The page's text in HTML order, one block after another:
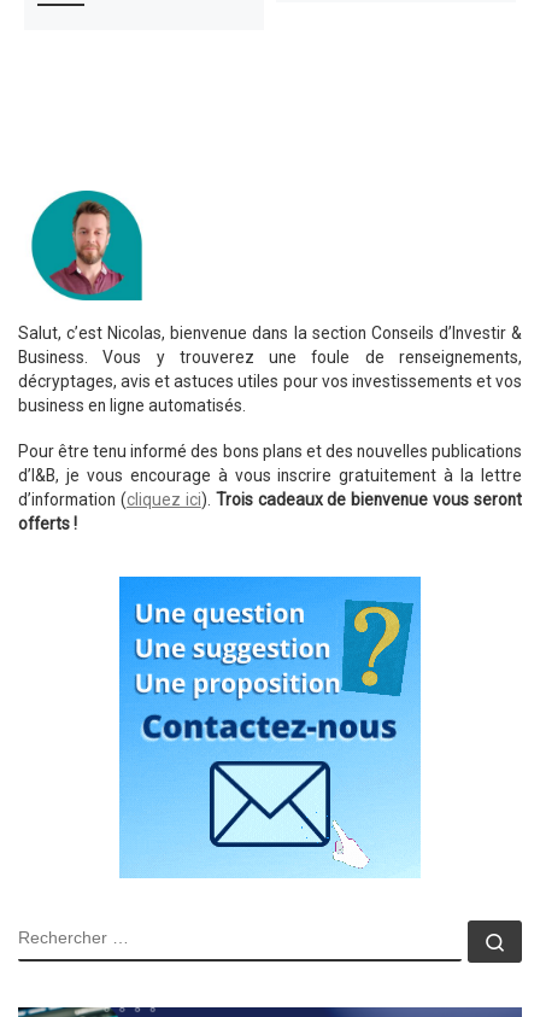
Salut, c’est Nicolas, bienvenue dans la section Conseils d’Investir &
Business. Vous y trouverez une foule de renseignements,
décryptages, avis et astuces utiles pour vos investissements et vos
business en ligne automatisés.
Pour être tenu informé des bons plans et des nouvelles publications
d’I&B, je vous encourage à vous inscrire gratuitement à la lettre
d’information (cliquez ici). Trois cadeaux de bienvenue vous seront
offerts !
RECHERCHER